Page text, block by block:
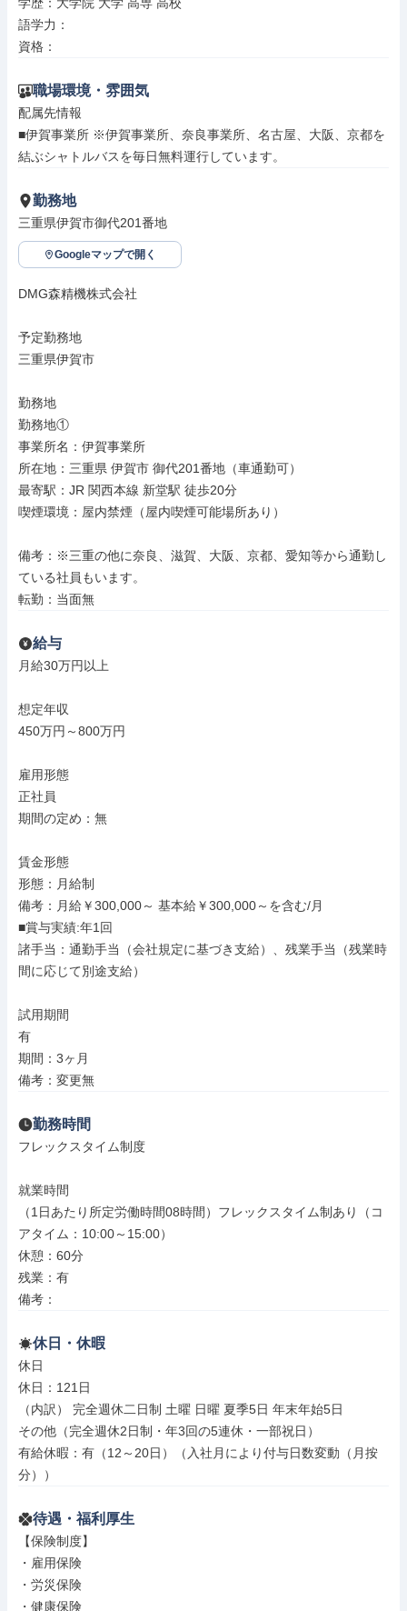
語学力：
資格：
職場環境・雰囲気
配属先情報
■伊賀事業所 ※伊賀事業所、奈良事業所、名古屋、大阪、京都を
結ぶシャトルバスを毎日無料運行しています。
勤務地
三重県伊賀市御代201番地
Googleマップで開く
DMG森精機株式会社
予定勤務地
三重県伊賀市
勤務地
勤務地①
事業所名：伊賀事業所
所在地：三重県 伊賀市 御代201番地（車通勤可）
最寄駅：JR 関西本線 新堂駅 徒歩20分
喫煙環境：屋内禁煙（屋内喫煙可能場所あり）
備考：※三重の他に奈良、滋賀、大阪、京都、愛知等から通勤し
ている社員もいます。
転勤：当面無
給与
月給30万円以上
想定年収
450万円～800万円
雇用形態
正社員
期間の定め：無
賃金形態
形態：月給制
備考：月給￥300,000～ 基本給￥300,000～を含む/月
■賞与実績:年1回
諸手当：通勤手当（会社規定に基づき支給）、残業手当（残業時
間に応じて別途支給）
試用期間
有
期間：3ヶ月
備考：変更無
勤務時間
フレックスタイム制度
就業時間
（1日あたり所定労働時間08時間）フレックスタイム制あり（コ
アタイム：10:00～15:00）
休憩：60分
残業：有
備考：
休日・休暇
休日
休日：121日
（内訳） 完全週休二日制 土曜 日曜 夏季5日 年末年始5日
その他（完全週休2日制・年3回の5連休・一部祝日）
有給休暇：有（12～20日）（入社月により付与日数変動（月按
分））
待遇・福利厚生
【保険制度】
・雇用保険
・労災保険
・健康保険